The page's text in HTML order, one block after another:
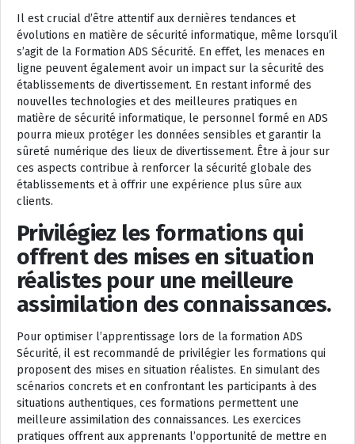
Il est crucial d’être attentif aux dernières tendances et
évolutions en matière de sécurité informatique, même lorsqu’il
s’agit de la Formation ADS Sécurité. En effet, les menaces en
ligne peuvent également avoir un impact sur la sécurité des
établissements de divertissement. En restant informé des
nouvelles technologies et des meilleures pratiques en
matière de sécurité informatique, le personnel formé en ADS
pourra mieux protéger les données sensibles et garantir la
sûreté numérique des lieux de divertissement. Être à jour sur
ces aspects contribue à renforcer la sécurité globale des
établissements et à offrir une expérience plus sûre aux
clients.
Privilégiez les formations qui
offrent des mises en situation
réalistes pour une meilleure
assimilation des connaissances.
Pour optimiser l’apprentissage lors de la formation ADS
Sécurité, il est recommandé de privilégier les formations qui
proposent des mises en situation réalistes. En simulant des
scénarios concrets et en confrontant les participants à des
situations authentiques, ces formations permettent une
meilleure assimilation des connaissances. Les exercices
pratiques offrent aux apprenants l’opportunité de mettre en